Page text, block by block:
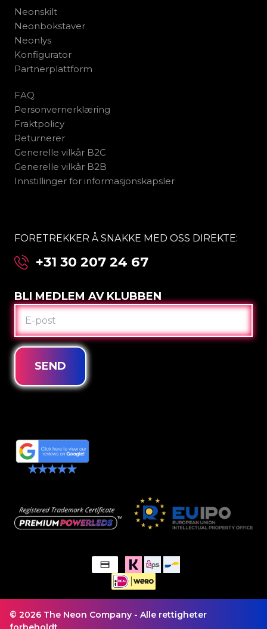
Neonskilt
Neonbokstaver
Neonlys
Konfigurator
Partnerplattform
FAQ
Personvernerklæring
Fraktpolicy
Returnerer
Generelle vilkår B2C
Generelle vilkår B2B
Innstillinger for informasjonskapsler
FORETREKKER Å SNAKKE MED OSS DIREKTE:
+31 30 207 24 67
BLI MEDLEM AV KLUBBEN
E-
POST
SEND
© 2026 The Neon Company - Alle rettigheter